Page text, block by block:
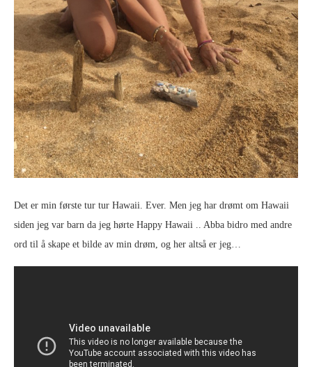
Det er min første tur tur Hawaii. Ever. Men jeg har drømt om Hawaii
siden jeg var barn da jeg hørte Happy Hawaii .. Abba bidro med andre
ord til å skape et bilde av min drøm, og her altså er jeg…